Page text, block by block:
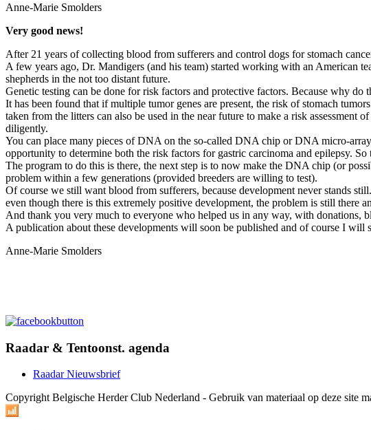
Anne-Marie Smolders
Very good news!
After 21 years of collecting blood from sufferers and control dogs for stomach
A few years ago, Dr. Mandigers (and his team) started working with an American
shepherds in the not too distant future.
Genetic testing can be done for risk factors and protective factors. Because why
It has been found that if multiple tumor genes are present, the risk of stomach
taken from the litters can also be used in the near future to make a risk
diligently.
You can place many pieces of DNA on the so-called DNA chip or DNA micro-
opportunity to determine both the risk factors for gastric carcinoma and epilepsy.
The program to do this is there, the next step is to now make the DNA chip (or
problem within a few generations (provided breeders are willing to test).
Of course we still want blood from sufferers, because development never stands
even though there is this extremely positive development, the problem is still there
And thank you very much to everyone who helped us in any way, with donations,
A publication about these developments will soon be published and of course I will
Anne-Marie Smolders
Raadar & Tentoonst. agenda
Raadar Nieuwsbrief
Copyright Belgische Herder Club Nederland - Gebruik van materiaal op deze site